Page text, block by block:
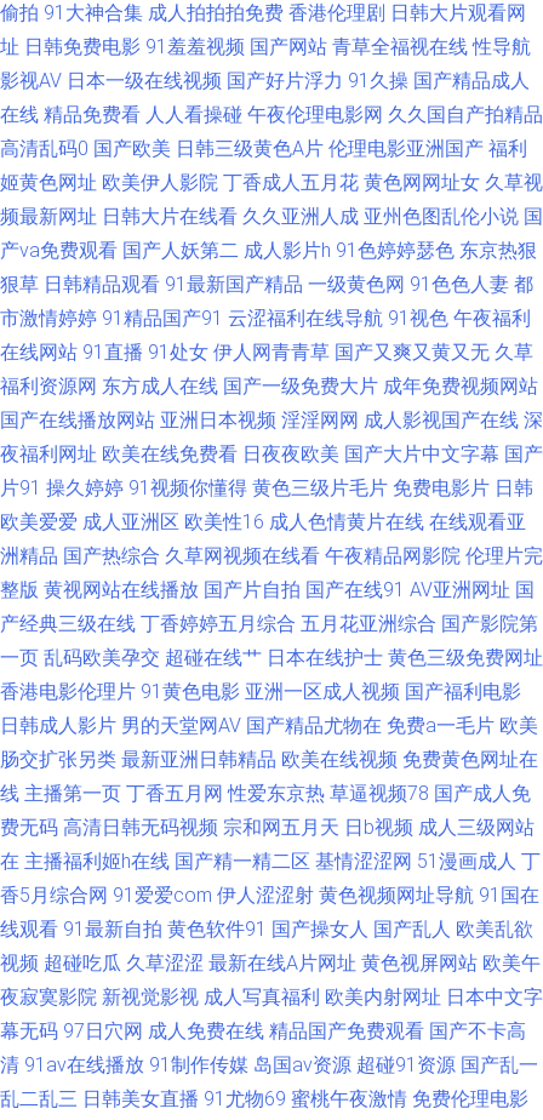
白丝 香蕉导航 Av爱爱69 蜜臀看片 天堂青青草 成人柠檬导航 欧美成a 成人福
超碰作爱 黄色精品资源网 日本午夜精华 激情综合网站 香蕉福利网 97超碰色
色 玖玖精品视频在线 午夜福利韩国 丁香五月天人体 老司机AV88 91传媒影
视 成人含羞草 日韩一级AV网站 精品爱啪 影音先锋自拍在线 激情A片影院 青
青操无码自拍 国产草草浮力影院 伊人98在线 超碰97极品9 国产欧美日韩性
97在线尤物国内 九一入口 色图另类欧美 91页在线视频 日本福利电影院 av网
站导航 人人操夜夜爽 一本道爱天堂 肏屄韩影院 欧美日韩操逼A 亚州色图 变
态另类av 久久机热99t 三级www 九一看片不用下载 91导航视频 老司机福利
站 97资源在线视频 日本中文天堂 91社视频 国产乱子伦 日韩色情激情 91在
线视频视频 五月天色导航婷 国产性爱大片 中文字幕日韩电影 大香蕉8 男人
影音黄总在线 午夜直播网址大全 白洁福利视频 精品打炮影院 日本蜜桃综合
网
偷拍 91大神合集 成人拍拍拍免费 香港伦理剧 日韩大片观看网
址 日韩免费电影 91羞羞视频 国产网站 青草全福视在线 性导航
影视AV 日本一级在线视频 国产好片浮力 91久操 国产精品成人
在线 精品免费看 人人看操碰 午夜伦理电影网 久久国自产拍精品
高清乱码0 国产欧美 日韩三级黄色A片 伦理电影亚洲国产 福利
姬黄色网址 欧美伊人影院 丁香成人五月花 黄色网网址女 久草视
频最新网址 日韩大片在线看 久久亚洲人成 亚州色图乱伦小说 国
产va免费观看 国产人妖第二 成人影片h 91色婷婷瑟色 东京热狠
狠草 日韩精品观看 91最新国产精品 一级黄色网 91色色人妻 都
市激情婷婷 91精品国产91 云涩福利在线导航 91视色 午夜福利
在线网站 91直播 91处女 伊人网青青草 国产又爽又黄又无 久草
福利资源网 东方成人在线 国产一级免费大片 成年免费视频网站
国产在线播放网站 亚洲日本视频 淫淫网网 成人影视国产在线 深
夜福利网址 欧美在线免费看 日夜夜欧美 国产大片中文字幕 国产
片91 操久婷婷 91视频你懂得 黄色三级片毛片 免费电影片 日韩
欧美爱爱 成人亚洲区 欧美性16 成人色情黄片在线 在线观看亚
洲精品 国产热综合 久草网视频在线看 午夜精品网影院 伦理片完
整版 黄视网站在线播放 国产片自拍 国产在线91 AV亚洲网址 国
产经典三级在线 丁香婷婷五月综合 五月花亚洲综合 国产影院第
一页 乱码欧美孕交 超碰在线艹 日本在线护士 黄色三级免费网址
香港电影伦理片 91黄色电影 亚洲一区成人视频 国产福利电影
日韩成人影片 男的天堂网AV 国产精品尤物在 免费a一毛片 欧美
肠交扩张另类 最新亚洲日韩精品 欧美在线视频 免费黄色网址在
线 主播第一页 丁香五月网 性爱东京热 草逼视频78 国产成人免
费无码 高清日韩无码视频 宗和网五月天 日b视频 成人三级网站
在 主播福利姬h在线 国产精一精二区 基情涩涩网 51漫画成人 丁
香5月综合网 91爱爱com 伊人涩涩射 黄色视频网址导航 91国在
线观看 91最新自拍 黄色软件91 国产操女人 国产乱人 欧美乱欲
视频 超碰吃瓜 久草涩涩 最新在线A片网址 黄色视屏网站 欧美午
夜寂寞影院 新视觉影视 成人写真福利 欧美内射网址 日本中文字
幕无码 97日穴网 成人免费在线 精品国产免费观看 国产不卡高
清 91av在线播放 91制作传媒 岛国av资源 超碰91资源 国产乱一
乱二乱三 日韩美女直播 91尤物69 蜜桃午夜激情 免费伦理电影